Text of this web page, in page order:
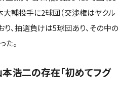
大輔投手に2球団（交渉権はヤクル
り、抽選負けは5球団あり、その中の
た。
浩二の存在「初めてフグ